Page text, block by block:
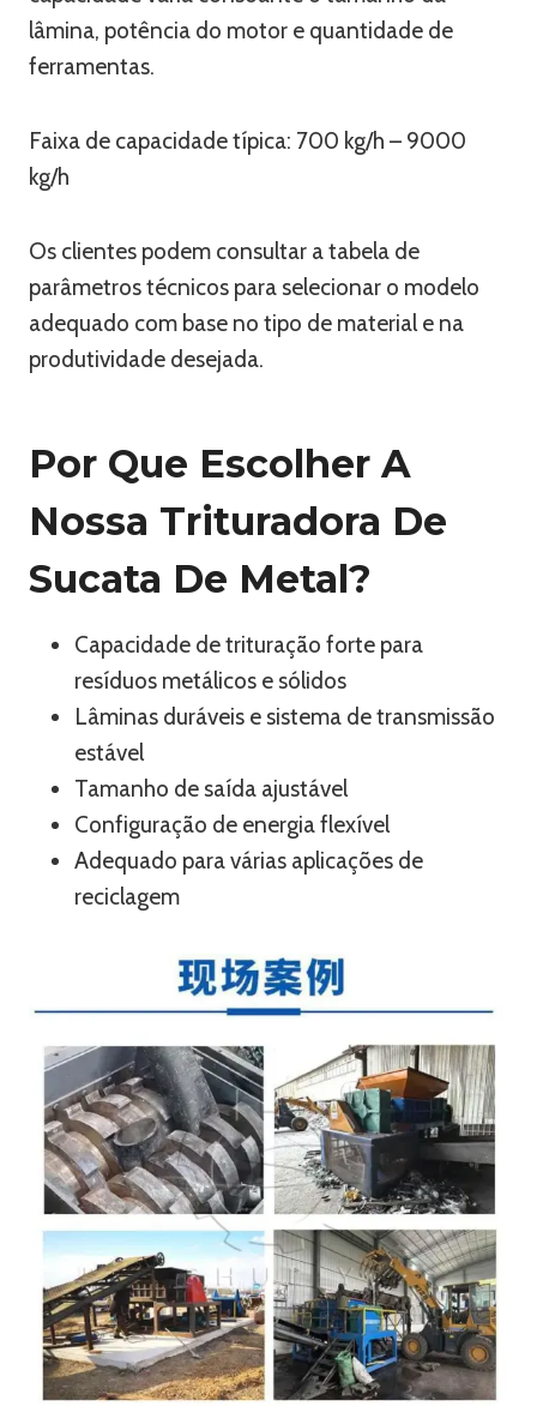
lâmina, potência do motor e quantidade de
ferramentas.
Faixa de capacidade típica: 700 kg/h – 9000
kg/h
Os clientes podem consultar a tabela de
parâmetros técnicos para selecionar o modelo
adequado com base no tipo de material e na
produtividade desejada.
Por Que Escolher A
Nossa Trituradora De
Sucata De Metal?
Capacidade de trituração forte para
resíduos metálicos e sólidos
Lâminas duráveis e sistema de transmissão
estável
Tamanho de saída ajustável
Configuração de energia flexível
Adequado para várias aplicações de
reciclagem